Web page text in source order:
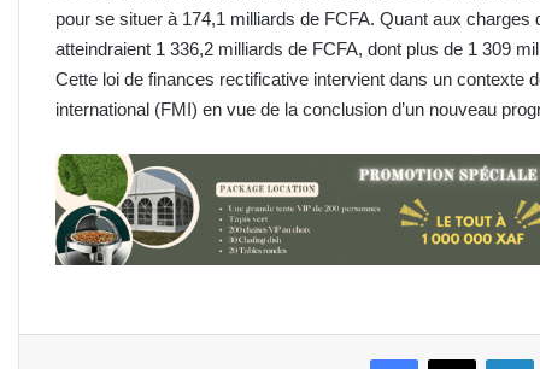
pour se situer à 174,1 milliards de FCFA. Quant aux
atteindraient 1 336,2 milliards de FCFA, dont plus de 1 309
Cette loi de finances rectificative intervient dans un contexte
international (FMI) en vue de la conclusion d’un nouveau
FacebookX